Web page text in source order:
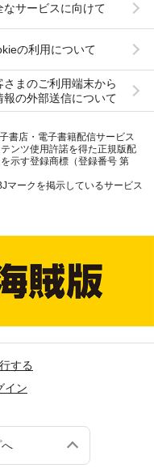
なサービスに向けて
の利用について
さまのご利用端末から
報の外部送信について
書店・電子書籍配信サービス
ンツ使用許諾を得た正規版配
示す登録商標（登録番号 第
マークを掲示しているサービス
する
イン